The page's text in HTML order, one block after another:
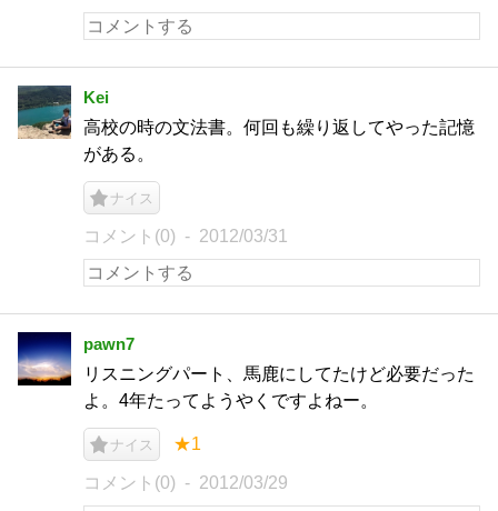
Kei
高校の時の文法書。何回も繰り返してやった記憶
がある。
ナイス
コメント(0) 2012/03/31
pawn7
リスニングパート、馬鹿にしてたけど必要だった
よ。4年たってようやくですよねー。
ナイス ★1
コメント(0) 2012/03/29